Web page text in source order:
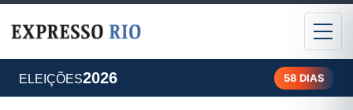
ELEIÇÕES2026 58 DIAS